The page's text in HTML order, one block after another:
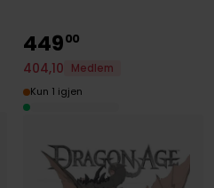
44900
404,10
Medlem
Kun 1 igjen